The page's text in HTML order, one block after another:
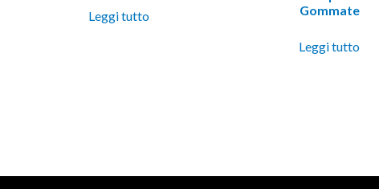
Leggi tutto
Gommate
Leggi tutto